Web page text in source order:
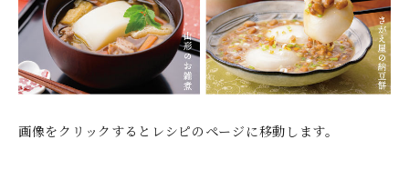
画像をクリックするとレシピのページに移動します。